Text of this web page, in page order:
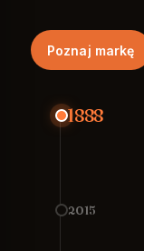
Poznaj markę
1888
2015